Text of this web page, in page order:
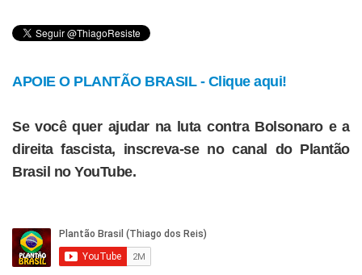
APOIE O PLANTÃO BRASIL - Clique aqui!
Se você quer ajudar na luta contra Bolsonaro e a
direita fascista, inscreva-se no canal do Plantão
Brasil no YouTube.